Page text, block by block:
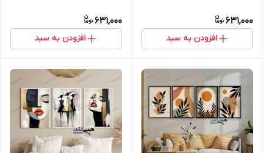
631,000
افزودن به سبد
631,000
افزودن به سبد